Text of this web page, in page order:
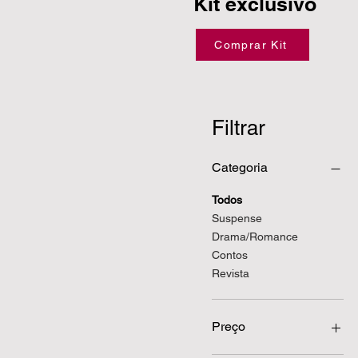
Filtrar
Categoria
Todos
Suspense
Drama/Romance
Contos
Revista
Preço
Comprar Kit